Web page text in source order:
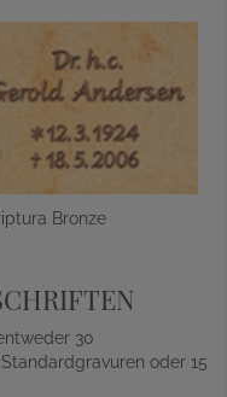
Bronze
30
oder 15